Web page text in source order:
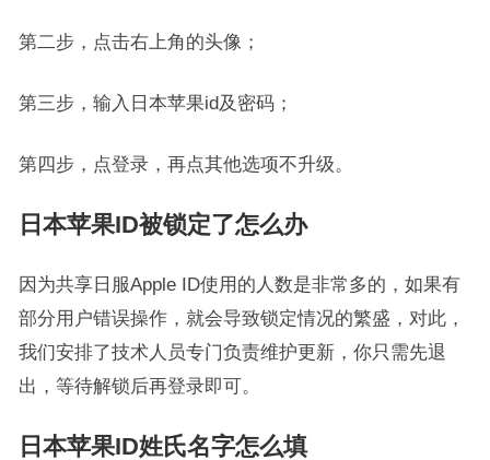
第二步，点击右上角的头像；
第三步，输入日本苹果id及密码；
第四步，点登录，再点其他选项不升级。
日本苹果ID被锁定了怎么办
因为共享日服Apple ID使用的人数是非常多的，如果有
部分用户错误操作，就会导致锁定情况的繁盛，对此，
我们安排了技术人员专门负责维护更新，你只需先退
出，等待解锁后再登录即可。
日本苹果ID姓氏名字怎么填